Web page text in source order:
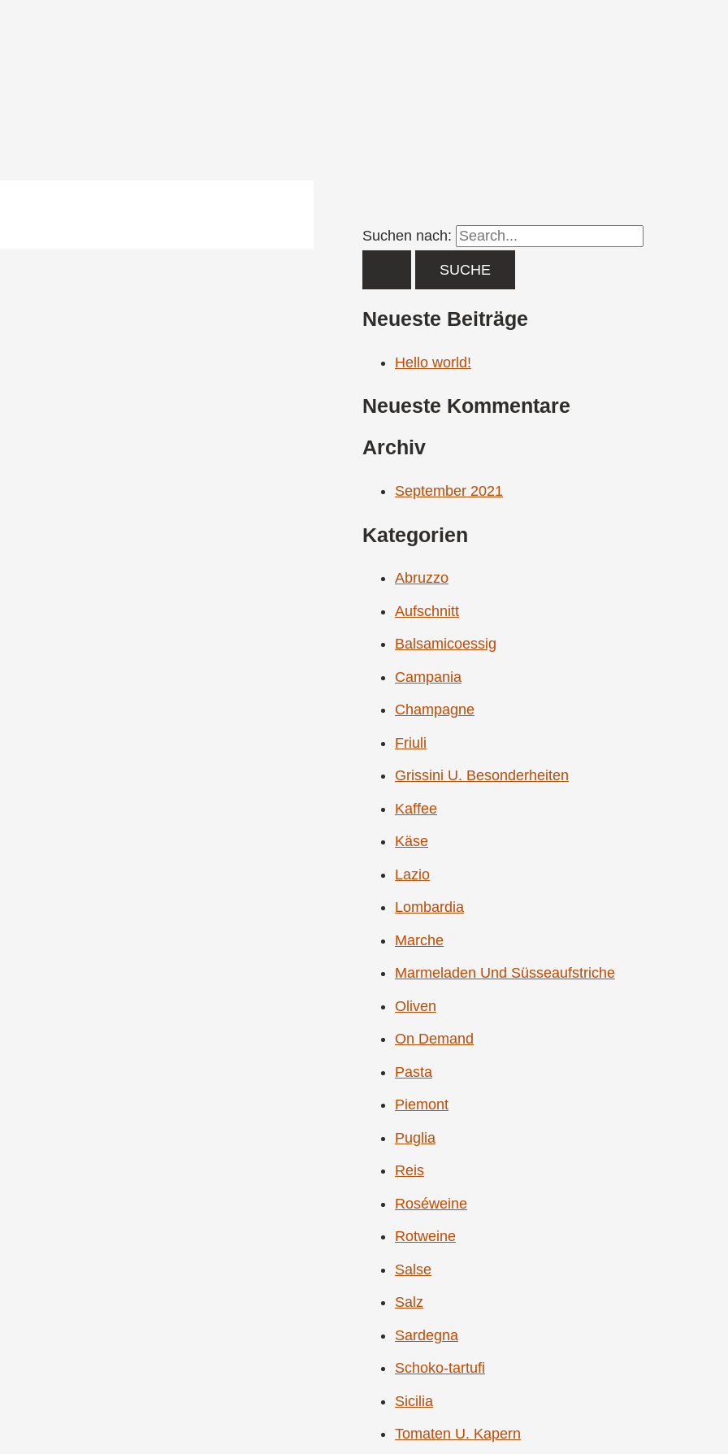
Suchen nach:
Neueste Beiträge
Hello world!
Neueste Kommentare
Archiv
September 2021
Kategorien
Abruzzo
Aufschnitt
Balsamicoessig
Campania
Champagne
Friuli
Grissini U. Besonderheiten
Kaffee
Käse
Lazio
Lombardia
Marche
Marmeladen Und Süsseaufstriche
Oliven
On Demand
Pasta
Piemont
Puglia
Reis
Roséweine
Rotweine
Salse
Salz
Sardegna
Schoko-tartufi
Sicilia
Tomaten U. Kapern